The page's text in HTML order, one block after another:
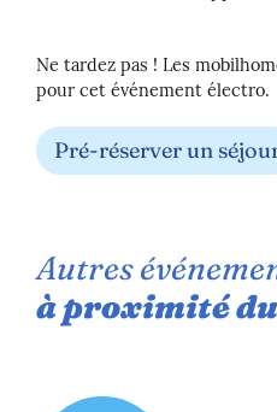
Ne tardez pas ! Les
pour cet événement électro.
Pré-réserver un
Autres
à proximité